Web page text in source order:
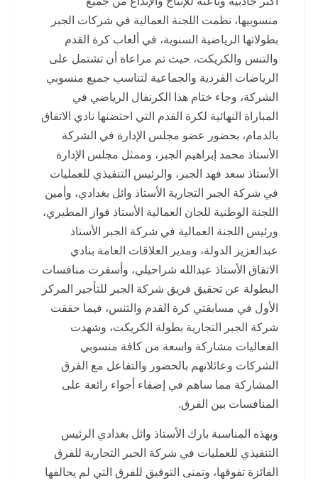
منسوبيها، نظمت اللجنة العمالية في شركات الجبر
بطولاتها الرياضية السنوية، في ألعاب كرة القدم
والتنس والكريكت، حيث تم مراعاة أن تشتمل على
الرياضات الفردية والجماعية لتناسب جميع منسوبي
الشركة، وجاء ختام هذا الكرنفال الرياضي في
المباراة النهائية لكرة القدم التي احتضنها نادي الاتفاق
بالدمام، بحضور عضو مجلس الإدارة في الشركة
الأستاذ محمد إبراهيم الجبر، وممثل مجلس الإدارة
الأستاذ سعد فهد الجبر، والرئيس التنفيذي للعمليات
في شركة الجبر التجارية الأستاذ وائل بغدادي، وأمين
اللجنة الوطنية للجان العمالية الأستاذ فواز المطيري،
ورئيس اللجنة العمالية في شركة الجبر الأستاذ
عبدالعزيز الدولة، ومدير العلاقات العامة بنادي
الاتفاق الأستاذ عبدالله شراحيلي، وأسفرت منافسات
البطولة عن تحقيق فريق شركة الجبر للتأجير المركز
الأول في مسابقتي كرة القدم والتنس، فيما حققت
شركة الجبر التجارية بطولة الكريكت، وشهدت
الفعاليات مشاركة واسعة من كافة منسوبي
الشركات وعائلاتهم بالحضور والتفاعل مع الفرق
المشاركة مما ساهم في إضفاء أجواء رائعة على
المنافسات بين الفرق.
وبهذه المناسبة بارك الأستاذ وائل بغدادي الرئيس
التنفيذي للعمليات في شركة الجبر التجارية للفرق
الفائزة تفوقها، وتمنى التوفيق للفرق التي لم يحالفها